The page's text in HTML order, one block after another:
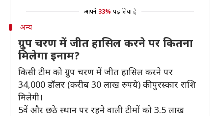
आपने 33% पढ़ लिया है
अन्य
ग्रुप चरण में जीत हासिल करने पर कितना
मिलेगा इनाम?
किसी टीम को ग्रुप चरण में जीत हासिल करने पर
34,000 डॉलर (करीब 30 लाख रुपये) की पुरस्कार राशि
मिलेगी।
5वें और छठे स्थान पर रहने वाली टीमों को 3.5 लाख